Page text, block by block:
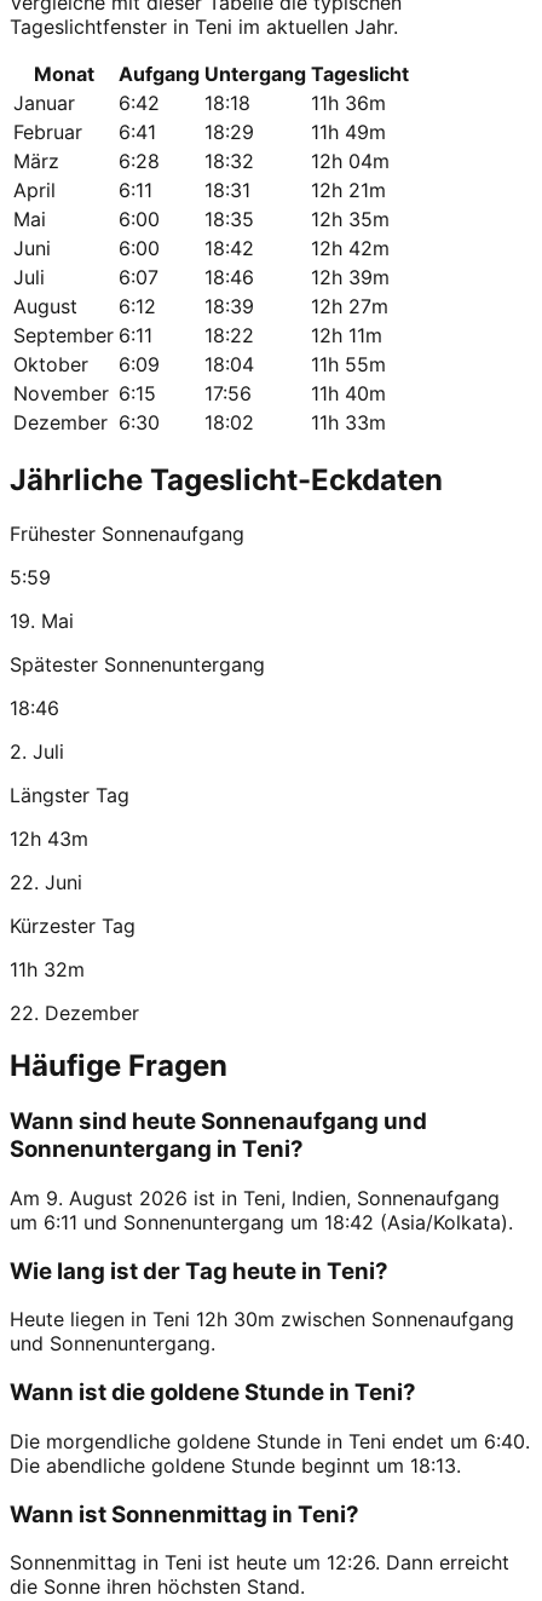
Tageslichtfenster in Teni im aktuellen Jahr.
Monat
Aufgang Untergang Tageslicht
Januar
6:42 18:18
11h 36m
Februar
6:41 18:29
11h 49m
März
6:28 18:32
12h 04m
April
6:11 18:31
12h 21m
Mai
6:00 18:35
12h 35m
Juni
6:00 18:42
12h 42m
Juli
6:07 18:46
12h 39m
August
6:12 18:39
12h 27m
September 6:11 18:22
12h 11m
Oktober
6:09 18:04
11h 55m
November 6:15 17:56
11h 40m
Dezember 6:30 18:02 11h 33m
Jährliche Tageslicht-Eckdaten
Frühester Sonnenaufgang
5:59
19. Mai
Spätester Sonnenuntergang
18:46
2. Juli
Längster Tag
12h 43m
22. Juni
Kürzester Tag
11h 32m
22. Dezember
Häufige Fragen
Wann sind heute Sonnenaufgang und
Sonnenuntergang in Teni?
Am 9. August 2026 ist in Teni, Indien, Sonnenaufgang
um 6:11 und Sonnenuntergang um 18:42 (Asia/Kolkata).
Wie lang ist der Tag heute in Teni?
Heute liegen in Teni 12h 30m zwischen Sonnenaufgang
und Sonnenuntergang.
Wann ist die goldene Stunde in Teni?
Die morgendliche goldene Stunde in Teni endet um 6:40.
Die abendliche goldene Stunde beginnt um 18:13.
Wann ist Sonnenmittag in Teni?
Sonnenmittag in Teni ist heute um 12:26. Dann erreicht
die Sonne ihren höchsten Stand.